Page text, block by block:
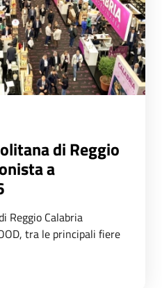
di Reggio
a
Reggio Calabria
tra le principali fiere